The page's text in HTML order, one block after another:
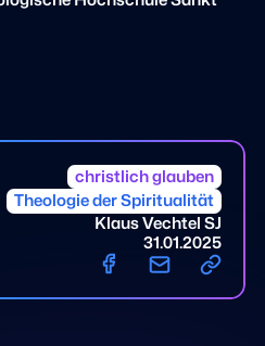
christlich glauben
Theologie der Spiritualität
Klaus Vechtel SJ
31.01.2025